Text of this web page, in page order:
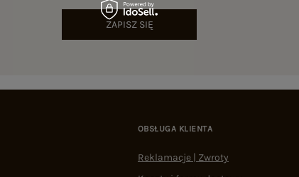
ZAPISZ SIĘ
OBSŁUGA KLIENTA
Reklamacje | Zwroty